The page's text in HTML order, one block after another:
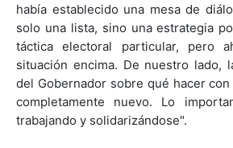
había establecido una mesa de
solo una lista, sino una estrategia
táctica electoral particular, pero
situación encima. De nuestro lado,
del Gobernador sobre qué hacer
completamente nuevo. Lo
trabajando y solidarizándose".